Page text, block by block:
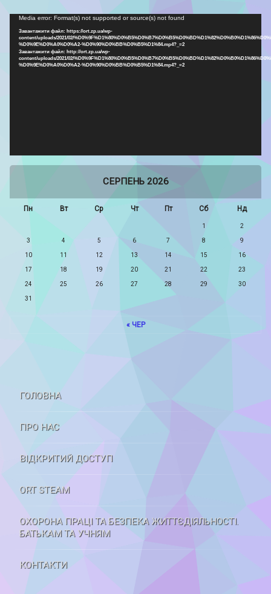
Відеопрогравач
Media error: Format(s) not supported or source(s) not found
Завантажити файл: https://ort.zp.ua/wp-
content/uploads/2021/02/
%D0%9E%D0%A0%D0%A2-%D0%90%D0%BB%D0%B5%D1%84.mp4?_=2
Завантажити файл: http://ort.zp.ua/wp-
content/uploads/2021/02/
%D0%9E%D0%A0%D0%A2-%D0%90%D0%BB%D0%B5%D1%84.mp4?_=2
СЕРПЕНЬ 2026
Пн Вт Ср Чт Пт Сб Нд
1 2
3 4 5 6 7 8 9
10 11 12 13 14 15 16
17 18 19 20 21 22 23
24 25 26 27 28 29 30
31
« ЧЕР
ГОЛОВНА
ПРО НАС
ВІДКРИТИЙ ДОСТУП
ORT STEAM
ОХОРОНА ПРАЦІ ТА БЕЗПЕКА ЖИТТЄДІЯЛЬНОСТІ.
БАТЬКАМ ТА УЧНЯМ
КОНТАКТИ